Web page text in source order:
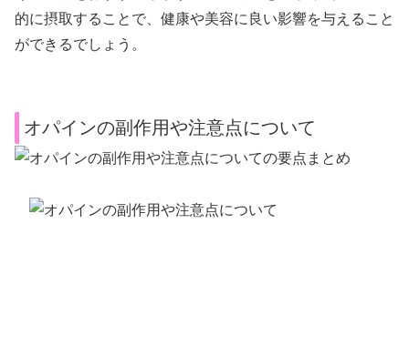
的に摂取することで、健康や美容に良い影響を与えること
ができるでしょう。
オパインの副作用や注意点について